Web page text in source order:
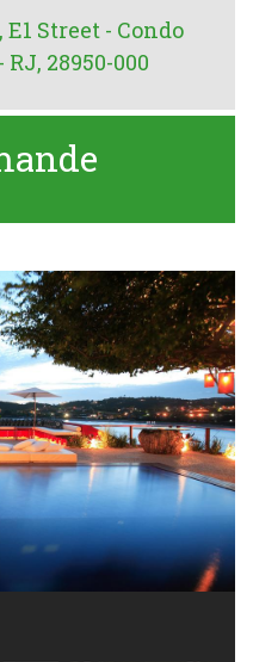
Street - Condo
28950-000